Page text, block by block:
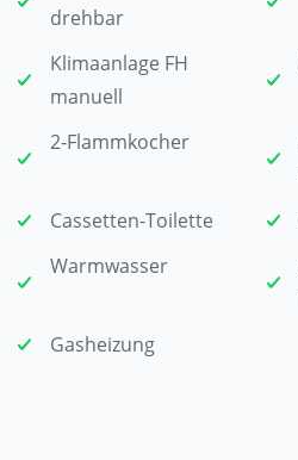
drehbar
Klimaanlage FH
manuell
2-Flammkocher
Cassetten-Toilette
Warmwasser
Gasheizung